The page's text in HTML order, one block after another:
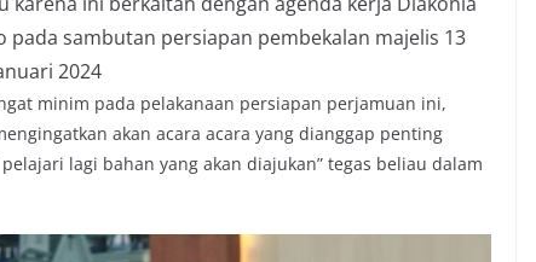
pada sambutan persiapan pembekalan majelis 13
2024
minim pada pelakanaan persiapan perjamuan ini,
akan acara acara yang dianggap penting
lagi bahan yang akan diajukan” tegas beliau dalam